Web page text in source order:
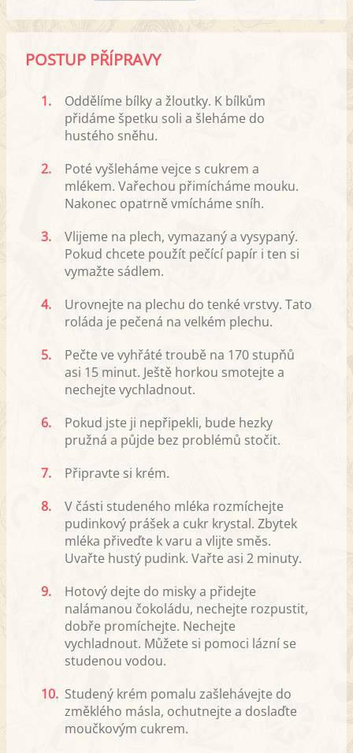
POSTUP PŘÍPRAVY
1.
Oddělíme bílky a žloutky. K bílkům
přidáme špetku soli a šleháme do
hustého sněhu.
2.
Poté vyšleháme vejce s cukrem a
mlékem. Vařechou přimícháme mouku.
Nakonec opatrně vmícháme sníh.
3.
Vlijeme na plech, vymazaný a vysypaný.
Pokud chcete použít pečící papír i ten si
vymažte sádlem.
4.
Urovnejte na plechu do tenké vrstvy. Tato
roláda je pečená na velkém plechu.
5.
Pečte ve vyhřáté troubě na 170 stupňů
asi 15 minut. Ještě horkou smotejte a
nechejte vychladnout.
6.
Pokud jste ji nepřipekli, bude hezky
pružná a půjde bez problémů stočit.
7.
Připravte si krém.
8.
V části studeného mléka rozmíchejte
pudinkový prášek a cukr krystal. Zbytek
mléka přiveďte k varu a vlijte směs.
Uvařte hustý pudink. Vařte asi 2 minuty.
9.
Hotový dejte do misky a přidejte
nalámanou čokoládu, nechejte rozpustit,
dobře promíchejte. Nechejte
vychladnout. Můžete si pomoci lázní se
studenou vodou.
10. Studený krém pomalu zašlehávejte do
změklého másla, ochutnejte a doslaďte
moučkovým cukrem.